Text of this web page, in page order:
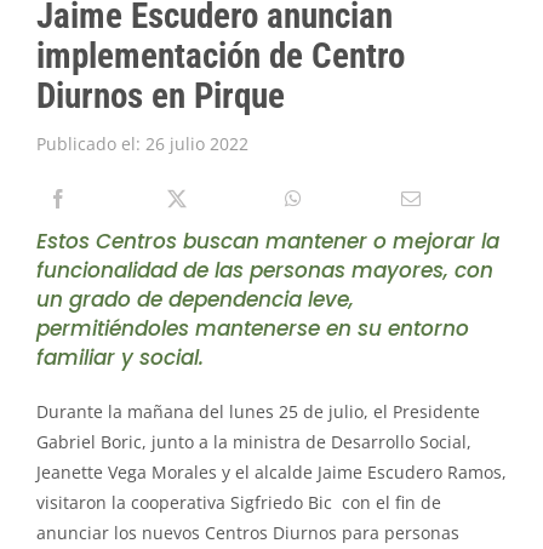
PIRQUE TRANSPARENTE
SOLICITAR INFORMACIÓN TRANSPARENCIA
Jaime Escudero anuncian
implementación de Centro
Diurnos en Pirque
Publicado el: 26 julio 2022
Estos Centros buscan mantener o mejorar la
funcionalidad de las personas mayores, con
un grado de dependencia leve,
permitiéndoles mantenerse en su entorno
familiar y social.
Durante la mañana del lunes 25 de julio, el Presidente
Gabriel Boric, junto a la ministra de Desarrollo Social,
Jeanette Vega Morales y el alcalde Jaime Escudero Ramos,
visitaron la cooperativa Sigfriedo Bic con el fin de
anunciar los nuevos Centros Diurnos para personas